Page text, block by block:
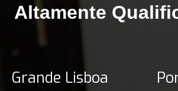
Altamente
Grande Lisboa